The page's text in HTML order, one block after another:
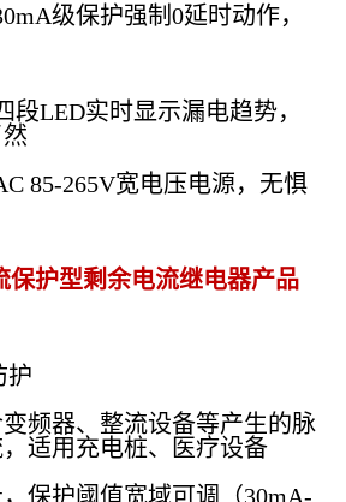
级保护强制0延时动作，
段LED实时显示漏电趋势，
85-265V宽电压电源，无惧
保护型剩余电流继电器产品
护
频器、整流设备等产生的脉
适用充电桩、医疗设备
保护阈值宽域可调（30mA-